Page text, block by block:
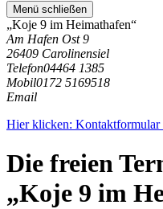
Menü schließen
„Koje 9 im Heimathafen“
Am Hafen Ost 9
26409 Carolinensiel
Telefon04464 1385
Mobil0172 5169518
Email
Hier klicken: Kontaktformular
Die freien
„Koje 9 im